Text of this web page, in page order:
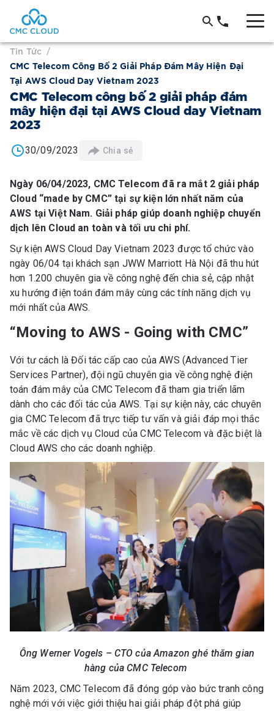
Tin Tức /
CMC Telecom Công Bố 2 Giải Pháp Đám Mây Hiện Đại
Tại AWS Cloud Day Vietnam 2023
CMC Telecom công bố 2 giải pháp đám
mây hiện đại tại AWS Cloud day Vietnam
2023
30/09/2023 Chia sẻ
Ngày 06/04/2023, CMC Telecom đã ra mắt 2 giải pháp
Cloud “made by CMC” tại sự kiện lớn nhất năm của
AWS tại Việt Nam. Giải pháp giúp doanh nghiệp chuyển
dịch lên Cloud an toàn và tối ưu chi phí.
Sự kiện AWS Cloud Day Vietnam 2023 được tổ chức vào
ngày 06/04 tại khách sạn JWW Marriott Hà Nội đã thu hút
hơn 1.200 chuyên gia về công nghệ đến chia sẻ, cập nhật
xu hướng điện toán đám mây cùng các tính năng dịch vụ
mới nhất của AWS.
“Moving to AWS - Going with CMC”
Với tư cách là Đối tác cấp cao của AWS (Advanced Tier
Services Partner), đội ngũ chuyên gia về công nghệ điện
toán đám mây của CMC Telecom đã tham gia triển lãm
dành cho các đối tác của AWS. Tại sự kiện này, các chuyên
gia CMC Telecom đã trực tiếp tư vấn và giải đáp mọi thắc
mắc về các dịch vụ Cloud của CMC Telecom và đặc biệt là
Cloud AWS cho các doanh nghiệp.
Ông Werner Vogels – CTO của Amazon ghé thăm gian
hàng của CMC Telecom
Năm 2023, CMC Telecom đã đóng góp vào bức tranh công
nghệ mới với việc giới thiệu hai giải pháp đột phá giúp